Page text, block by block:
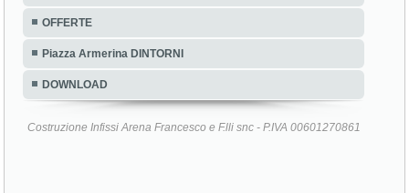
OFFERTE
Piazza Armerina DINTORNI
DOWNLOAD
Costruzione Infissi Arena Francesco e F.lli snc - P.IVA 00601270861